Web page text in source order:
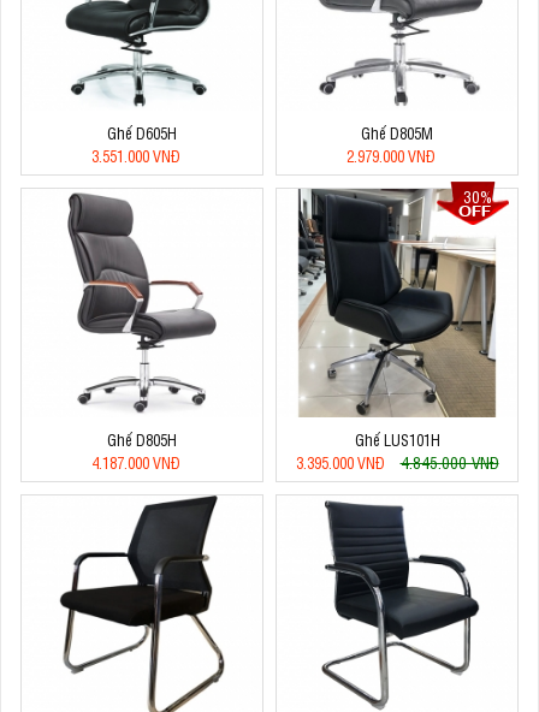
Ghế D605H
3.551.000 VNĐ
Ghế D805M
2.979.000 VNĐ
Ghế D805H
4.187.000 VNĐ
30%
Ghế LUS101H
3.395.000 VNĐ
4.845.000 VNĐ